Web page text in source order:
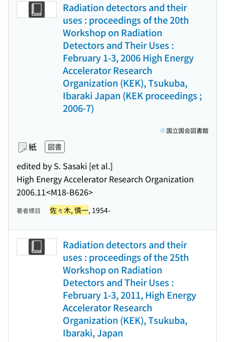
Radiation detectors and their
uses : proceedings of the 20th
Workshop on Radiation
Detectors and Their Uses :
February 1-3, 2006 High Energy
Accelerator Research
Organization (KEK), Tsukuba,
Ibaraki Japan (KEK proceedings ;
2006-7)
紙 図書
edited by S. Sasaki [et al.]
High Energy Accelerator Research Organization
2006.11<M18-B626>
国立国会図書館
著者標目 佐々木, 慎一, 1954-
Radiation detectors and their
uses : proceedings of the 25th
Workshop on Radiation
Detectors and Their Uses :
February 1-3, 2011, High Energy
Accelerator Research
Organization (KEK), Tsukuba,
Ibaraki, Japan